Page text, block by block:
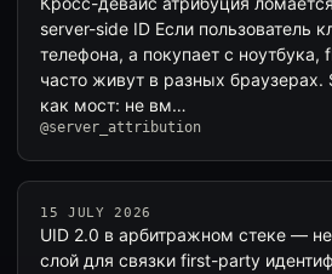
server-side ID Если пользователь
телефона, а покупает с ноутбука,
часто живут в разных браузерах.
как мост: не вм…
@server_attribution
15 JULY 2026
UID 2.0 в арбитражном стеке —
слой для связки first-party